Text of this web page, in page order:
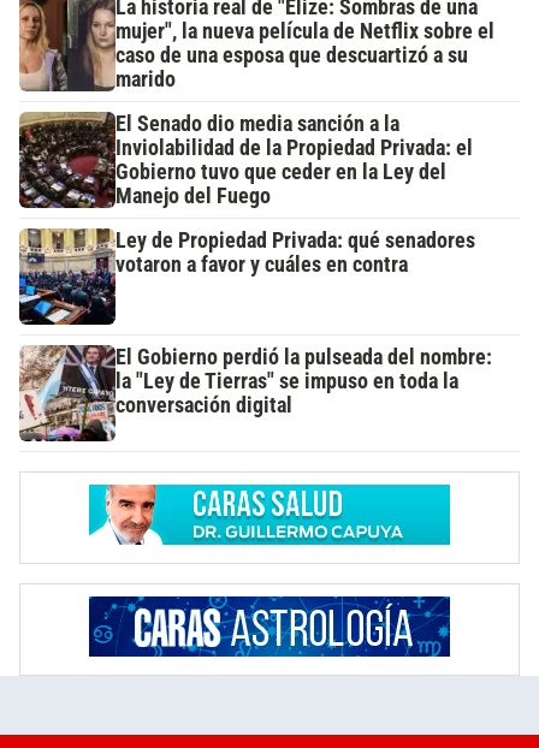
La historia real de "Elize: Sombras de una
mujer", la nueva película de Netflix sobre el
caso de una esposa que descuartizó a su
marido
El Senado dio media sanción a la
Inviolabilidad de la Propiedad Privada: el
Gobierno tuvo que ceder en la Ley del
Manejo del Fuego
Ley de Propiedad Privada: qué senadores
votaron a favor y cuáles en contra
El Gobierno perdió la pulseada del nombre:
la "Ley de Tierras" se impuso en toda la
conversación digital